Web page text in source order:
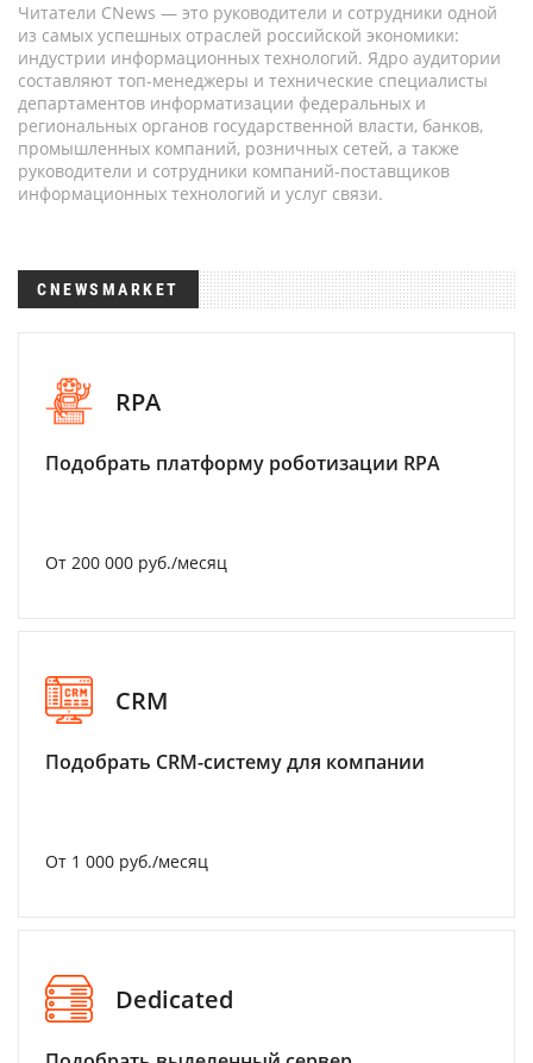
Читатели CNews — это руководители и сотрудники одной
из самых успешных отраслей российской экономики:
индустрии информационных технологий. Ядро аудитории
составляют топ-менеджеры и технические специалисты
департаментов информатизации федеральных и
региональных органов государственной власти, банков,
промышленных компаний, розничных сетей, а также
руководители и сотрудники компаний-поставщиков
информационных технологий и услуг связи.
CNEWSMARKET
RPA
Подобрать платформу роботизации RPA
От 200 000 руб./месяц
CRM
Подобрать CRM-систему для компании
От 1 000 руб./месяц
Dedicated